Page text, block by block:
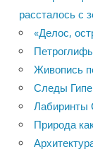
рассталось с
«Делос,
Живопись
Следы
Лабиринты
Природа